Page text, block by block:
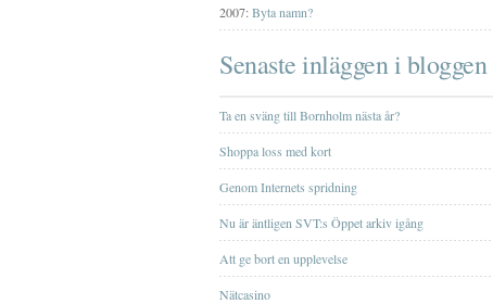
2007:Byta namn?
Senaste inläggen i bloggen
Ta en sväng till Bornholm nästa år?
Shoppa loss med kort
Genom Internets spridning
Nu är äntligen SVT:s Öppet arkiv igång
Att ge bort en upplevelse
Nätcasino